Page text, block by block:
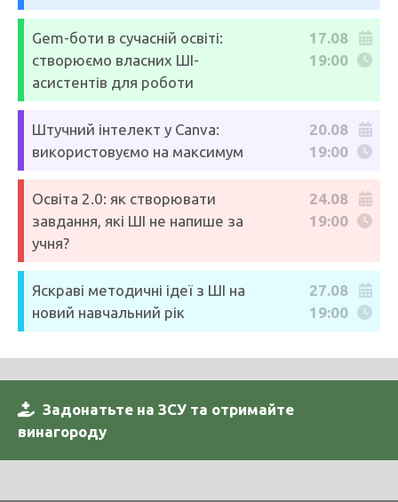
Gem-боти в сучасній освіті:
створюємо власних ШІ-
асистентів для роботи
17.08
19:00
Штучний інтелект у Canva:
використовуємо на максимум
20.08
19:00
Освіта 2.0: як створювати
завдання, які ШІ не напише за
учня?
24.08
19:00
Яскраві методичні ідеї з ШІ на
новий навчальний рік
27.08
19:00
Задонатьте на ЗСУ та отримайте
винагороду